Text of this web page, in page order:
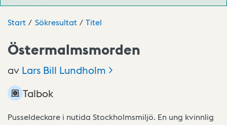
Start Sökresultat Titel
Östermalmsmorden
av Lars Bill Lundholm
Talbok
Pusseldeckare i nutida Stockholmsmiljö. En ung kvinnlig